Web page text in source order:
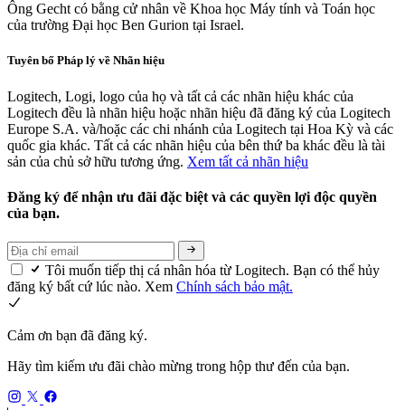
Ông Gecht có bằng cử nhân về Khoa học Máy tính và Toán học
của trường Đại học Ben Gurion tại Israel.
Tuyên bố Pháp lý về Nhãn hiệu
Logitech, Logi, logo của họ và tất cả các nhãn hiệu khác của
Logitech đều là nhãn hiệu hoặc nhãn hiệu đã đăng ký của Logitech
Europe S.A. và/hoặc các chi nhánh của Logitech tại Hoa Kỳ và các
quốc gia khác. Tất cả các nhãn hiệu của bên thứ ba khác đều là tài
sản của chủ sở hữu tương ứng. Xem tất cả nhãn hiệu
Đăng ký để nhận ưu đãi đặc biệt và các quyền lợi độc quyền
của bạn.
Tôi muốn tiếp thị cá nhân hóa từ Logitech. Bạn có thể hủy
đăng ký bất cứ lúc nào. Xem Chính sách bảo mật.
Cảm ơn bạn đã đăng ký.
Hãy tìm kiếm ưu đãi chào mừng trong hộp thư đến của bạn.